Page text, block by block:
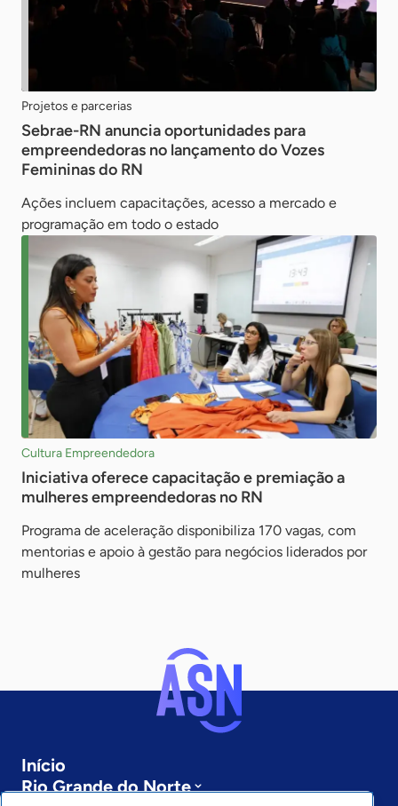
Projetos e parcerias
Sebrae-RN anuncia oportunidades para
empreendedoras no lançamento do Vozes
Femininas do RN
Ações incluem capacitações, acesso a mercado e
programação em todo o estado
Cultura Empreendedora
Iniciativa oferece capacitação e premiação a
mulheres empreendedoras no RN
Programa de aceleração disponibiliza 170 vagas, com
mentorias e apoio à gestão para negócios liderados por
mulheres
Início
Rio Grande do Norte